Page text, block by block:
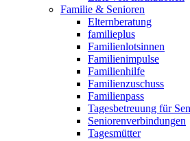
Familie & Senioren
Elternberatung
familieplus
Familienlotsinnen
Familienimpulse
Familienhilfe
Familienzuschuss
Familienpass
Tagesbetreuung für
Seniorenverbindungen
Tagesmütter